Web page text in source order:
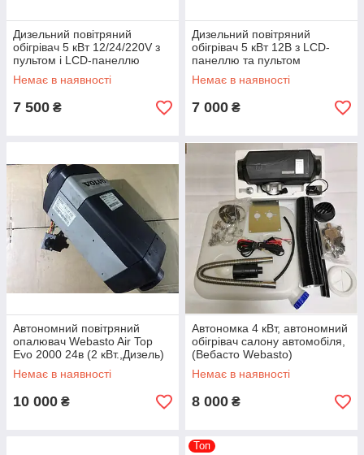
Дизельний повітряний
обігрівач 5 кВт 12/24/220V з
пультом і LCD-панеллю
(комплект, гарантія 1 рік)
Немає в наявності
7 500 ₴
Дизельний повітряний
обігрівач 5 кВт 12В з LCD-
панеллю та пультом
(гарантія 1 рік)
Немає в наявності
7 000 ₴
Автономний повітряний
опалювач Webasto Air Top
Evo 2000 24в (2 кВт.,Дизель)
Б/У
Немає в наявності
10 000 ₴
Автономка 4 кВт, автономний
обігрівач салону автомобіля,
(Вебасто Webasto)
Немає в наявності
8 000 ₴
Топ